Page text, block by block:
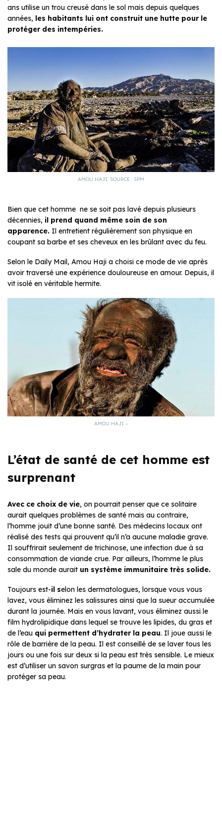
ans utilise un trou creusé dans le sol mais depuis quelques
années, les habitants lui ont construit une hutte pour le
protéger des intempéries.
AMOU HAJI. SOURCE : SPM
Bien que cet homme ne se soit pas lavé depuis plusieurs
décennies, il prend quand même soin de son
apparence. Il entretient régulièrement son physique en
coupant sa barbe et ses cheveux en les brûlant avec du feu.
Selon le Daily Mail, Amou Haji a choisi ce mode de vie après
avoir traversé une expérience douloureuse en amour. Depuis, il
vit isolé en véritable hermite.
AMOU HAJI –
L’état de santé de cet homme est
surprenant
Avec ce choix de vie, on pourrait penser que ce solitaire
aurait quelques problèmes de santé mais au contraire,
l’homme jouit d’une bonne santé. Des médecins locaux ont
réalisé des tests qui prouvent qu’il n’a aucune maladie grave.
Il souffrirait seulement de trichinose, une infection due à sa
consommation de viande crue. Par ailleurs, l’homme le plus
sale du monde aurait un système immunitaire très solide.
Toujours est-il selon les dermatologues, lorsque vous vous
lavez, vous éliminez les salissures ainsi que la sueur accumulée
durant la journée. Mais en vous lavant, vous éliminez aussi le
film hydrolipidique dans lequel se trouve les lipides, du gras et
de l’eau qui permettent d’hydrater la peau. Il joue aussi le
rôle de barrière de la peau. Il est conseillé de se laver tous les
jours ou une fois sur deux si la peau est très sensible. Le mieux
est d’utiliser un savon surgras et la paume de la main pour
protéger sa peau.